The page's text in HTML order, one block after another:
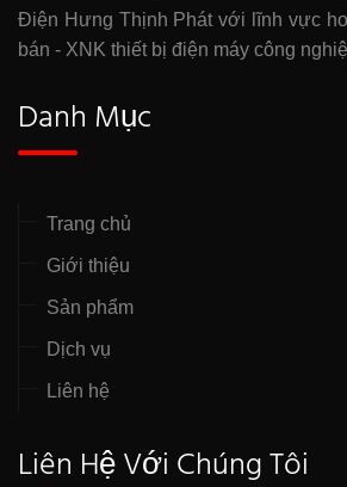
Điện Hưng Thịnh Phát với lĩnh vực
bán - XNK thiết bị điện máy công
Danh Mục
Trang chủ
Giới thiệu
Sản phẩm
Dịch vụ
Liên hệ
Liên Hệ Với Chúng Tôi